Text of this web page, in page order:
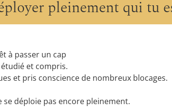
pleinement qui tu
à passer un cap
et compris.
et pris conscience de nombreux blocages.
déploie pas encore pleinement.